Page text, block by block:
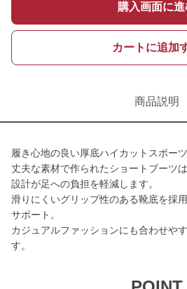
購入画面に進
カートに追加
商品説明
履き心地の良い厚底ハイカットスポーツ
丈夫な素材で作られたショートブーツ
設計が足への負担を軽減します。
滑りにくいグリップ性のある靴底を採
サポート。
カジュアルファッションにも合わせや
す。